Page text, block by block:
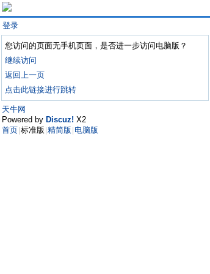
登录
您访问的页面无手机页面，是否进一步访问电脑版？
继续访问
返回上一页
点击此链接进行跳转
天牛网
Powered by Discuz! X2
首页 标准版 精简版 电脑版